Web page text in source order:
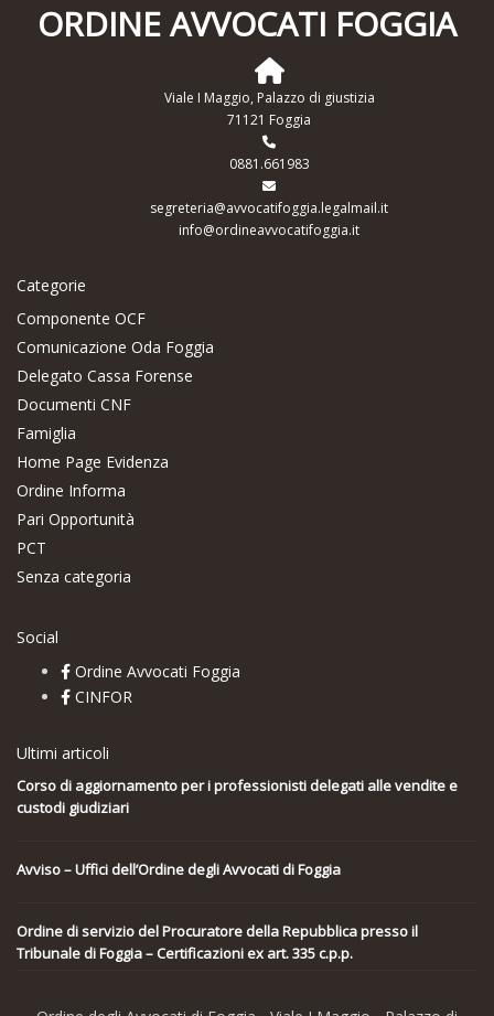
ORDINE AVVOCATI FOGGIA
Viale I Maggio, Palazzo di giustizia
71121 Foggia
0881.661983
segreteria@avvocatifoggia.legalmail.it
info@ordineavvocatifoggia.it
Categorie
Componente OCF
Comunicazione Oda Foggia
Delegato Cassa Forense
Documenti CNF
Famiglia
Home Page Evidenza
Ordine Informa
Pari Opportunità
PCT
Senza categoria
Social
Ordine Avvocati Foggia
CINFOR
Ultimi articoli
Corso di aggiornamento per i professionisti delegati alle vendite e
custodi giudiziari
Avviso – Uffici dell’Ordine degli Avvocati di Foggia
Ordine di servizio del Procuratore della Repubblica presso il
Tribunale di Foggia – Certificazioni ex art. 335 c.p.p.